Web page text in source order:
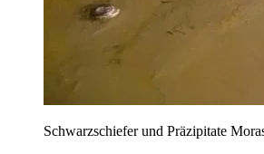
Schwarzschiefer und Präzipitate